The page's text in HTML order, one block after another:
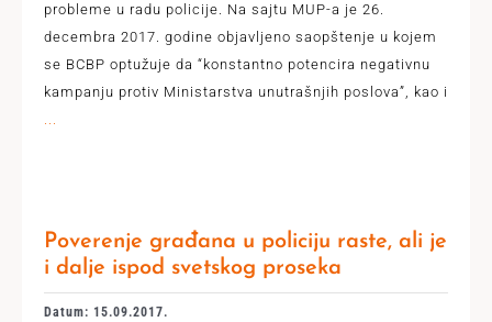
probleme u radu policije. Na sajtu MUP-a je 26.
decembra 2017. godine objavljeno saopštenje u kojem
se BCBP optužuje da “konstantno potencira negativnu
kampanju protiv Ministarstva unutrašnjih poslova”, kao i
...
Poverenje građana u policiju raste, ali je
i dalje ispod svetskog proseka
Datum: 15.09.2017.